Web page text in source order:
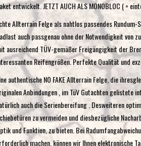
entwickelt. JETZT AUCH ALS MONOBLOC ( =
Allterrain Felge als nahtlos passendes
auch passgenau ohne der Notwendigkeit von
ausreichend TÜV-gemäßer Freigängigkeit der
Reifengrößen. Perfekte Qualität und
authentische NO FAKE Allterrain Felge, die
Anbindungen , im TüV Gutachten gelistete
auch die Serienbereifung . Desweiteren
zu vermeiden und diesbezügliche
und Funktion, zu bieten. Bei
machen, können wir Ihnen elektronische